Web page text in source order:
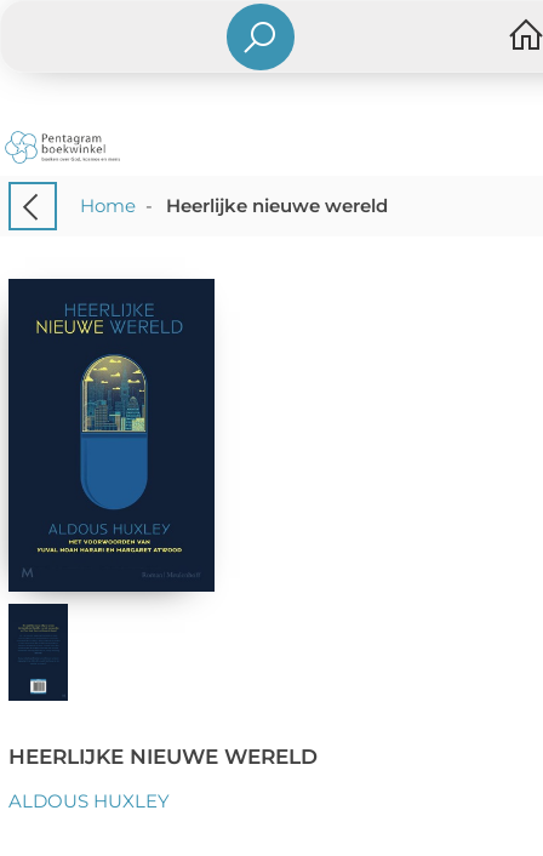
Home- Heerlijke nieuwe wereld
HEERLIJKE NIEUWE WERELD
ALDOUS HUXLEY